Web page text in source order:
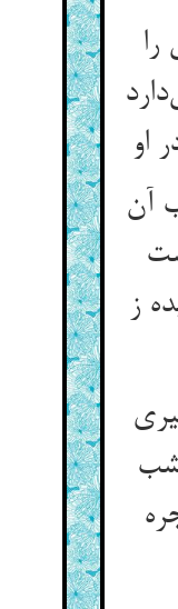
آن
ز